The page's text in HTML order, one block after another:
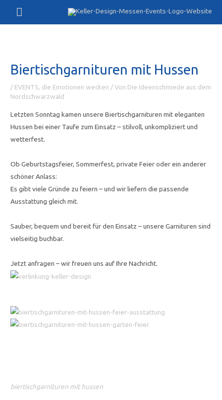
Hauptmenü
Biertischgarnituren mit Hussen
/ EVENTS, die Emotionen wecken / Von Die Ideenschmiede aus dem
Nordschwarzwald
Letzten Sonntag kamen unsere Biertischgarnituren mit eleganten
Hussen bei einer Taufe zum Einsatz – stilvoll, unkompliziert und
wetterfest.
Ob Geburtstagsfeier, Sommerfest, private Feier oder ein anderer
schöner Anlass:
Es gibt viele Gründe zu feiern – und wir liefern die passende
Ausstattung gleich mit.
Sauber, bequem und bereit für den Einsatz – unsere Garnituren sind
vielseitig buchbar.
Jetzt anfragen – wir freuen uns auf Ihre Nachricht.
biertischgarnituren mit hussen